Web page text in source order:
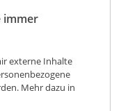
immer
externe Inhalte
Mehr dazu in